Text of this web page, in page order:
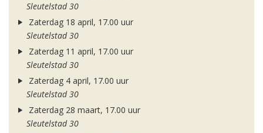
Sleutelstad 30
Zaterdag 18 april, 17.00 uur
Sleutelstad 30
Zaterdag 11 april, 17.00 uur
Sleutelstad 30
Zaterdag 4 april, 17.00 uur
Sleutelstad 30
Zaterdag 28 maart, 17.00 uur
Sleutelstad 30